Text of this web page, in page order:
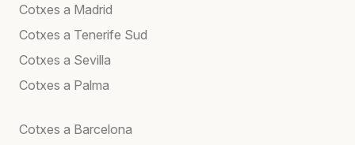
Cotxes a Madrid
Cotxes a Tenerife Sud
Cotxes a Sevilla
Cotxes a Palma
Cotxes a Barcelona